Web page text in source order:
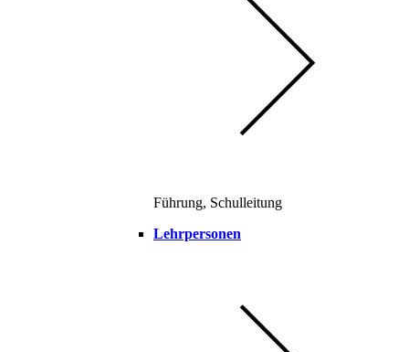
Führung, Schulleitung
Lehrpersonen